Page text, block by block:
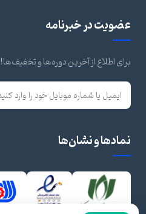
عضویت در خبرنامه
برای اطلاع از آخرین دوره‌ها و تخفیف‌ها!
نمادها و نشان‌ها